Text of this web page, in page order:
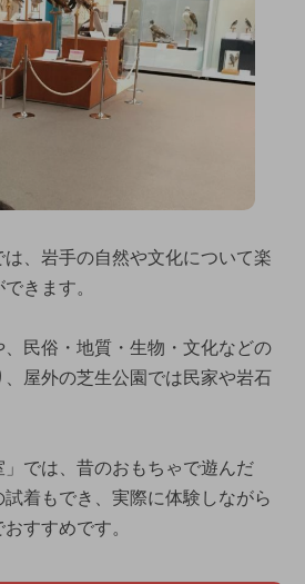
は、岩手の自然や文化について楽
きます。
民俗・地質・生物・文化などの
屋外の芝生公園では民家や岩石
では、昔のおもちゃで遊んだ
着もでき、実際に体験しながら
すすめです。